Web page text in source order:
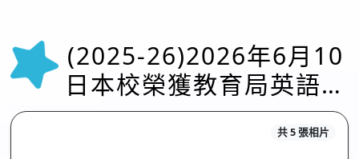
(2025-26)2026年6月10
日本校榮獲教育局英語外
藉老師部門舉辦之手偶比
賽優異獎(6月10日)
共 5 張相片